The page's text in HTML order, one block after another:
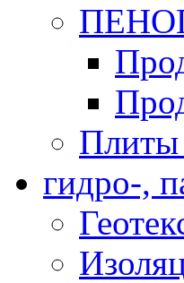
Плиты
гидро-,